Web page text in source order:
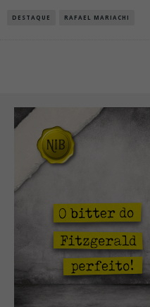
DESTAQUE RAFAEL MARIACHI